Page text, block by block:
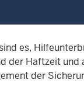
es,
der Haftzeit und
der